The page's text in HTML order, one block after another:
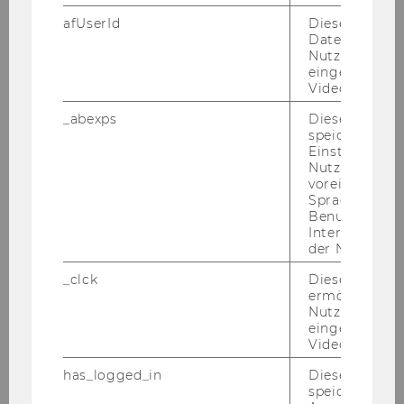
WIEN
schung im Be­reich Öko­no­mie? Im For­
schungs­por­tal der WU Wien fin­den Sie ak­
tu­el­le Stu­di­en und For­schungs­er­geb­nis­se
For­schen­den der Wirt­schafts­
schungs­schwer­punk­te der WU Wien sind:
Mo­ni­to­ring von Ge­schäfts­pro­zes­sen
Un­ter­neh­mens­fi­nan­zie­rung, Preis­bil­
dung von Ver­mö­gens­wer­ten und quan­ti­
ta­ti­ve Me­tho­den im Fi­nanz­we­sen
De­mo­gra­fi­scher Wan­del, Hu­man­ka­pi­tal
und deren Re­le­vanz für die öko­no­mi­sche
afUserId
Dieses
Daten von
Videos
_abexps
Dieses Cookie
speichert
Nutzer*in, zB.
Sprache,
der Nutzer*in
_clck
Dieses Cookie
ermöglicht
Nutzung des
Video Players
has_logged_in
Dieses Cookie
speichert